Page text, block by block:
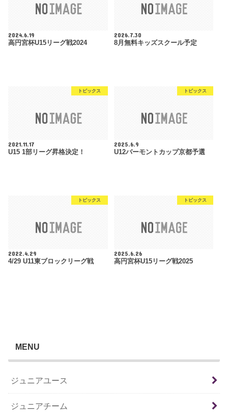
2024.6.19
高円宮杯U15リーグ戦2024
2026.7.30
8月無料キッズスクール予定
トピックス
2021.11.17
U15 1部リーグ昇格決定！
トピックス
2025.6.9
U12バーモントカップ京都予選
トピックス
2022.4.29
4/29 U11東ブロックリーグ戦
トピックス
2025.6.26
高円宮杯U15リーグ戦2025
MENU
ジュニアユース
ジュニアチーム